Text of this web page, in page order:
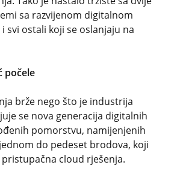
sa razvijenom digitalnom
svi ostali koji se oslanjaju na
počele
brže nego što je industrija
se nova generacija digitalnih
pomorstvu, namijenjenih
do pedeset brodova, koji
cloud rješenja.